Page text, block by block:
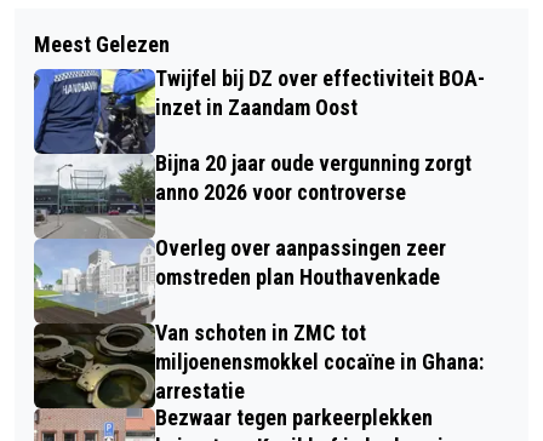
DEELFIETSEN VAN FLICKBIKE HIER
NIET RENDABEL TE MAKEN
STRAATINTIMIDATIE HIER NU
STRAFBAAR VIA APV; ROTTERDAM
TERUGGEFLOTEN
Meest Gelezen
Twijfel bij DZ over effectiviteit BOA-
inzet in Zaandam Oost
Bijna 20 jaar oude vergunning zorgt
anno 2026 voor controverse
Overleg over aanpassingen zeer
omstreden plan Houthavenkade
Van schoten in ZMC tot
miljoenensmokkel cocaïne in Ghana:
arrestatie
Bezwaar tegen parkeerplekken